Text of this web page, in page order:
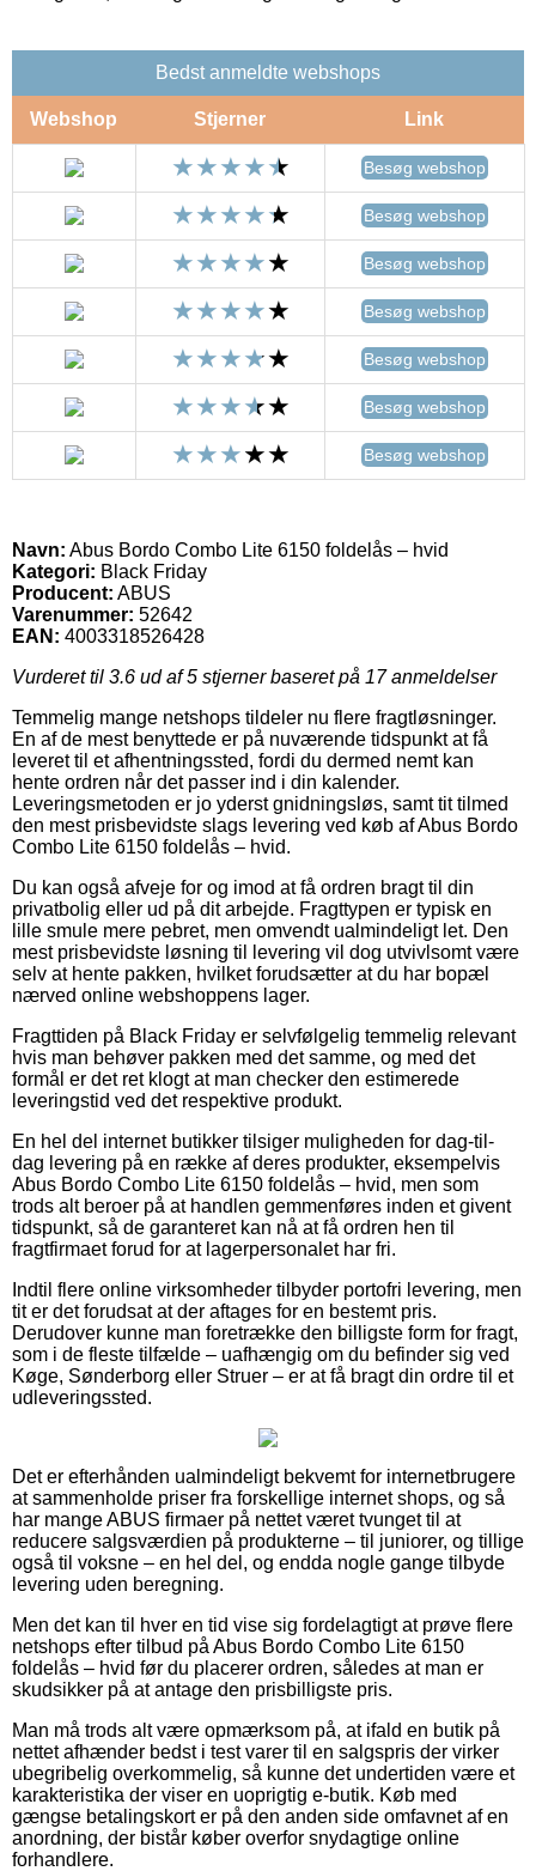
Bedst anmeldte webshops
Webshop Stjerner Link
Besøg webshop
Besøg webshop
Besøg webshop
Besøg webshop
Besøg webshop
Besøg webshop
Besøg webshop
Navn: Abus Bordo Combo Lite 6150 foldelås – hvid
Kategori: Black Friday
Producent: ABUS
Varenummer: 52642
EAN: 4003318526428
Vurderet til 3.6 ud af 5 stjerner baseret på 17anmeldelser
Temmelig mange netshops tildeler nu flere fragtløsninger.
En af de mest benyttede er på nuværende tidspunkt at få
leveret til et afhentningssted, fordi du dermed nemt kan
hente ordren når det passer ind i din kalender.
Leveringsmetoden er jo yderst gnidningsløs, samt tit tilmed
den mest prisbevidste slags levering ved køb af Abus Bordo
Combo Lite 6150 foldelås – hvid.
Du kan også afveje for og imod at få ordren bragt til din
privatbolig eller ud på dit arbejde. Fragttypen er typisk en
lille smule mere pebret, men omvendt ualmindeligt let. Den
mest prisbevidste løsning til levering vil dog utvivlsomt være
selv at hente pakken, hvilket forudsætter at du har bopæl
nærved online webshoppens lager.
Fragttiden på Black Friday er selvfølgelig temmelig relevant
hvis man behøver pakken med det samme, og med det
formål er det ret klogt at man checker den estimerede
leveringstid ved det respektive produkt.
En hel del internet butikker tilsiger muligheden for dag-til-
dag levering på en række af deres produkter, eksempelvis
Abus Bordo Combo Lite 6150 foldelås – hvid, men som
trods alt beroer på at handlen gemmenføres inden et givent
tidspunkt, så de garanteret kan nå at få ordren hen til
fragtfirmaet forud for at lagerpersonalet har fri.
Indtil flere online virksomheder tilbyder portofri levering, men
tit er det forudsat at der aftages for en bestemt pris.
Derudover kunne man foretrække den billigste form for fragt,
som i de fleste tilfælde – uafhængig om du befinder sig ved
Køge, Sønderborg eller Struer – er at få bragt din ordre til et
udleveringssted.
Det er efterhånden ualmindeligt bekvemt for internetbrugere
at sammenholde priser fra forskellige internet shops, og så
har mange ABUS firmaer på nettet været tvunget til at
reducere salgsværdien på produkterne – til juniorer, og tillige
også til voksne – en hel del, og endda nogle gange tilbyde
levering uden beregning.
Men det kan til hver en tid vise sig fordelagtigt at prøve flere
netshops efter tilbud på Abus Bordo Combo Lite 6150
foldelås – hvid før du placerer ordren, således at man er
skudsikker på at antage den prisbilligste pris.
Man må trods alt være opmærksom på, at ifald en butik på
nettet afhænder bedst i test varer til en salgspris der virker
ubegribelig overkommelig, så kunne det undertiden være et
karakteristika der viser en uoprigtig e-butik. Køb med
gængse betalingskort er på den anden side omfavnet af en
anordning, der bistår køber overfor snydagtige online
forhandlere.